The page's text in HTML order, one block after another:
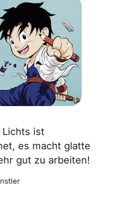
Lichts ist
es macht glatte
gut zu arbeiten!